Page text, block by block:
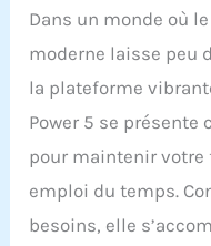
Dans un monde où
moderne laisse peu
la plateforme
Power 5 se
pour maintenir votre
emploi du temps.
besoins, elle